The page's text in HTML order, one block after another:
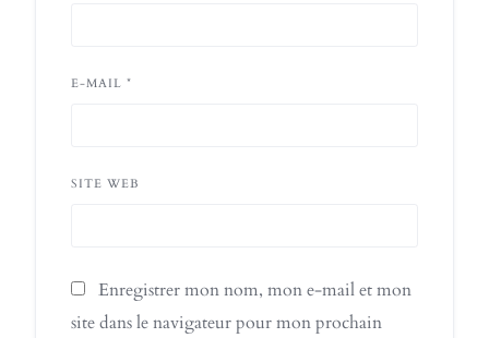
E-MAIL *
SITE WEB
Enregistrer mon nom, mon e-mail et mon
site dans le navigateur pour mon prochain